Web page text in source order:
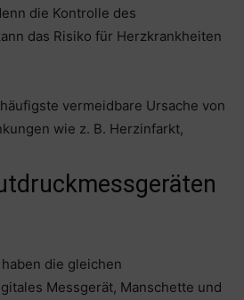
die Kontrolle des
das Risiko für Herzkrankheiten
vermeidbare Ursache von
wie z. B. Herzinfarkt,
die gleichen
Messgerät, Manschette und